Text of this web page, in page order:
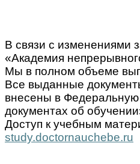
В связи с изменениями
«Академия
Мы в полном объеме
Все выданные
внесены в
документах об
Доступ к учебным
study.doctornauchebe.ru